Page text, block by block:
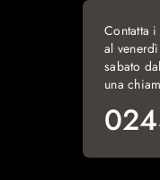
Contatta
al
sabato
una